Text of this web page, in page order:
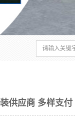
供应商 多样支付